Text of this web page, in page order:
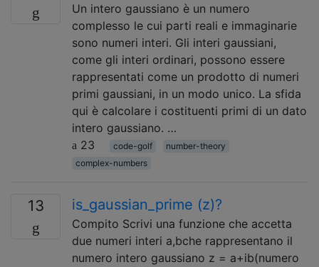
Un intero gaussiano è un numero
complesso le cui parti reali e immaginarie
sono numeri interi. Gli interi gaussiani,
come gli interi ordinari, possono essere
rappresentati come un prodotto di numeri
primi gaussiani, in un modo unico. La sfida
qui è calcolare i costituenti primi di un dato
intero gaussiano. …
23
code-golf
number-theory
complex-numbers
13 is_gaussian_prime (z)?
Compito Scrivi una funzione che accetta
due numeri interi a,bche rappresentano il
numero intero gaussiano z = a+ib(numero